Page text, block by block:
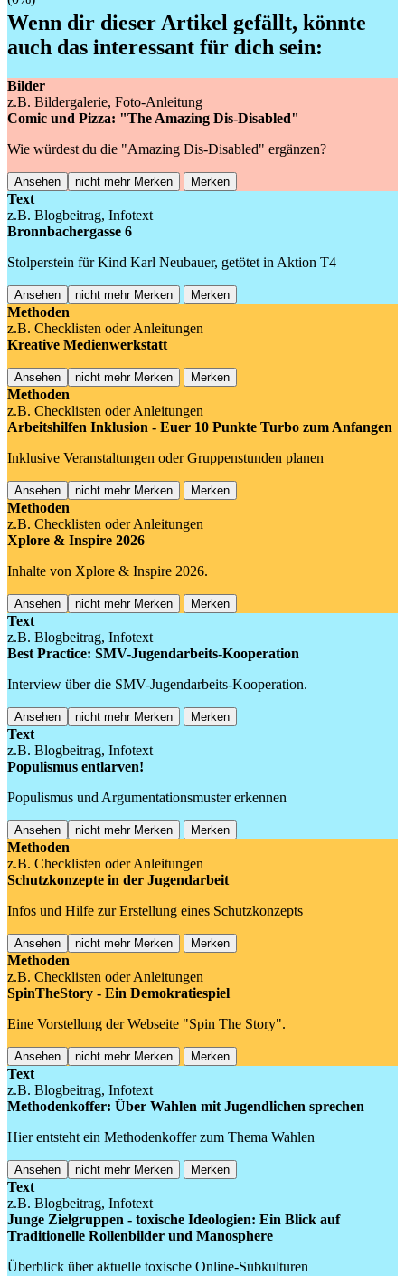
Wenn dir dieser Artikel gefällt, könnte
auch das interessant für dich sein:
Bilder
z.B. Bildergalerie, Foto-Anleitung
Comic und Pizza: "The Amazing Dis-Disabled"
Wie würdest du die "Amazing Dis-Disabled" ergänzen?
Ansehen nicht mehr Merken Merken
Text
z.B. Blogbeitrag, Infotext
Bronnbachergasse 6
Stolperstein für Kind Karl Neubauer, getötet in Aktion T4
Ansehen nicht mehr Merken Merken
Methoden
z.B. Checklisten oder Anleitungen
Kreative Medienwerkstatt
Ansehen nicht mehr Merken Merken
Methoden
z.B. Checklisten oder Anleitungen
Arbeitshilfen Inklusion - Euer 10 Punkte Turbo zum Anfangen
Inklusive Veranstaltungen oder Gruppenstunden planen
Ansehen nicht mehr Merken Merken
Methoden
z.B. Checklisten oder Anleitungen
Xplore & Inspire 2026
Inhalte von Xplore & Inspire 2026.
Ansehen nicht mehr Merken Merken
Text
z.B. Blogbeitrag, Infotext
Best Practice: SMV-Jugendarbeits-Kooperation
Interview über die SMV-Jugendarbeits-Kooperation.
Ansehen nicht mehr Merken Merken
Text
z.B. Blogbeitrag, Infotext
Populismus entlarven!
Populismus und Argumentationsmuster erkennen
Ansehen nicht mehr Merken Merken
Methoden
z.B. Checklisten oder Anleitungen
Schutzkonzepte in der Jugendarbeit
Infos und Hilfe zur Erstellung eines Schutzkonzepts
Ansehen nicht mehr Merken Merken
Methoden
z.B. Checklisten oder Anleitungen
SpinTheStory - Ein Demokratiespiel
Eine Vorstellung der Webseite "Spin The Story".
Ansehen nicht mehr Merken Merken
Text
z.B. Blogbeitrag, Infotext
Methodenkoffer: Über Wahlen mit Jugendlichen sprechen
Hier entsteht ein Methodenkoffer zum Thema Wahlen
Ansehen nicht mehr Merken Merken
Text
z.B. Blogbeitrag, Infotext
Junge Zielgruppen - toxische Ideologien: Ein Blick auf
Traditionelle Rollenbilder und Manosphere
Überblick über aktuelle toxische Online-Subkulturen